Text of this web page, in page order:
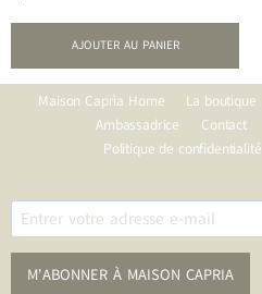
AJOUTER AU PANIER
Maison Caprìa Home La boutique
Ambassadrice
Contact
Politique de confidentialité
M'ABONNER À MAISON CAPRIA